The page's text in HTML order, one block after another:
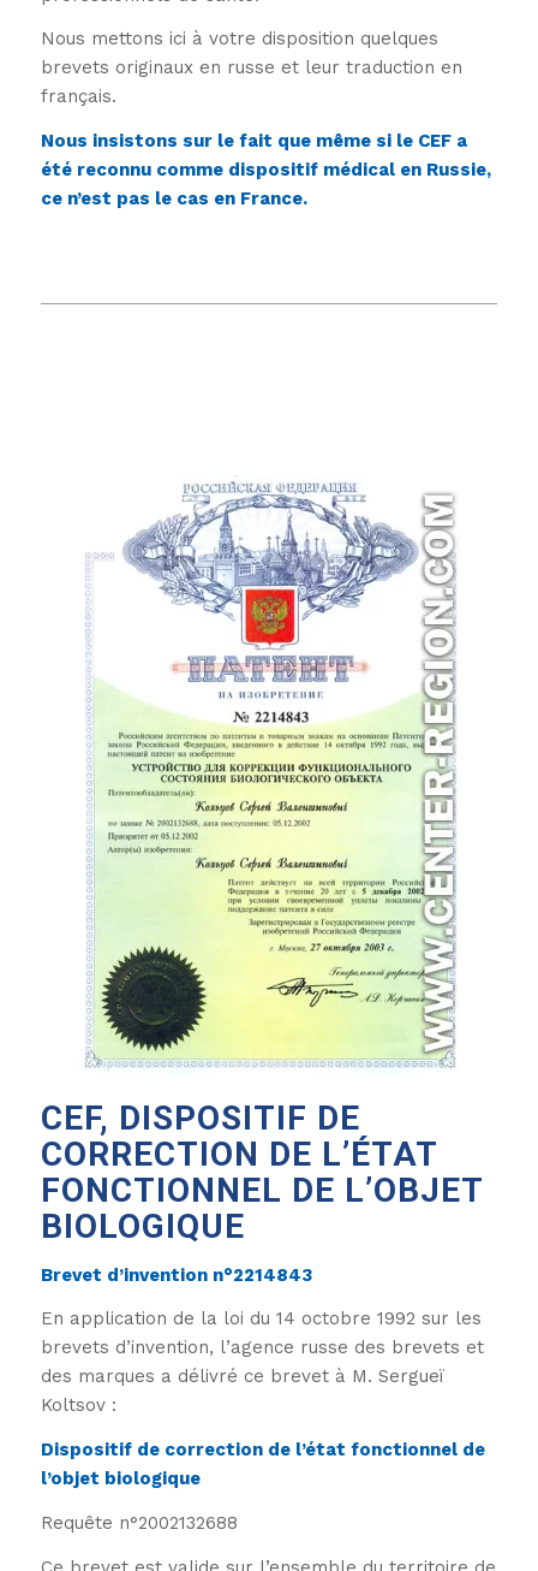
Nous mettons ici à votre disposition quelques
brevets originaux en russe et leur traduction en
français.
Nous insistons sur le fait que même si le CEF a
été reconnu comme dispositif médical en Russie,
ce n’est pas le cas en France.
CEF, DISPOSITIF DE
CORRECTION DE L’ÉTAT
FONCTIONNEL DE L’OBJET
BIOLOGIQUE
Brevet d’invention n°2214843
En application de la loi du 14 octobre 1992 sur les
brevets d’invention, l’agence russe des brevets et
des marques a délivré ce brevet à M. Sergueï
Koltsov :
Dispositif de correction de l’état fonctionnel de
l’objet biologique
Requête n°2002132688